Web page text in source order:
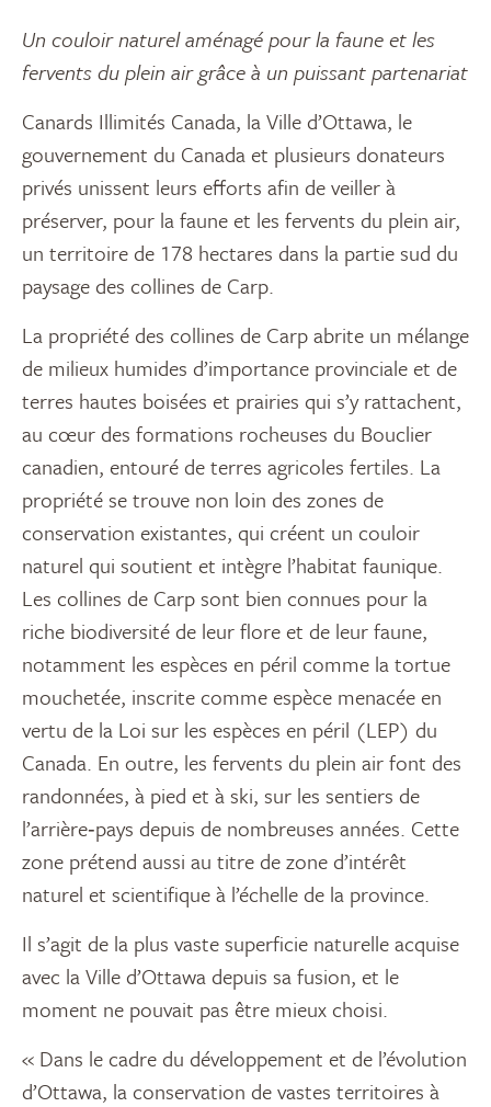
Un couloir naturel aménagé pour la faune et les
fervents du plein air grâce à un puissant partenariat
Canards Illimités Canada, la Ville d’Ottawa, le
gouvernement du Canada et plusieurs donateurs
privés unissent leurs efforts afin de veiller à
préserver, pour la faune et les fervents du plein air,
un territoire de 178 hectares dans la partie sud du
paysage des collines de Carp.
La propriété des collines de Carp abrite un mélange
de milieux humides d’importance provinciale et de
terres hautes boisées et prairies qui s’y rattachent,
au cœur des formations rocheuses du Bouclier
canadien, entouré de terres agricoles fertiles. La
propriété se trouve non loin des zones de
conservation existantes, qui créent un couloir
naturel qui soutient et intègre l’habitat faunique.
Les collines de Carp sont bien connues pour la
riche biodiversité de leur flore et de leur faune,
notamment les espèces en péril comme la tortue
mouchetée, inscrite comme espèce menacée en
vertu de la Loi sur les espèces en péril (LEP) du
Canada. En outre, les fervents du plein air font des
randonnées, à pied et à ski, sur les sentiers de
l’arrière‑pays depuis de nombreuses années. Cette
zone prétend aussi au titre de zone d’intérêt
naturel et scientifique à l’échelle de la province.
Il s’agit de la plus vaste superficie naturelle acquise
avec la Ville d’Ottawa depuis sa fusion, et le
moment ne pouvait pas être mieux choisi.
« Dans le cadre du développement et de l’évolution
d’Ottawa, la conservation de vastes territoires à